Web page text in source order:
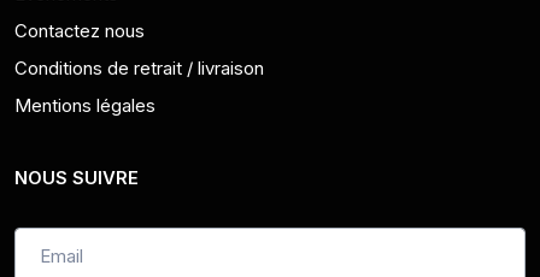
Contactez nous
Conditions de retrait / livraison
Mentions légales
NOUS SUIVRE